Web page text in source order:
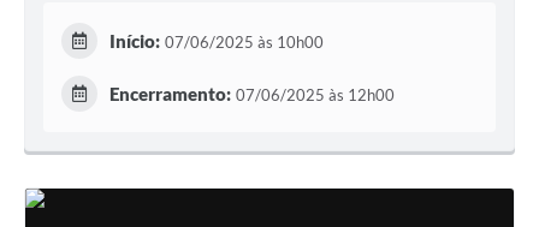
Início: 07/06/2025 às 10h00
Encerramento: 07/06/2025 às 12h00